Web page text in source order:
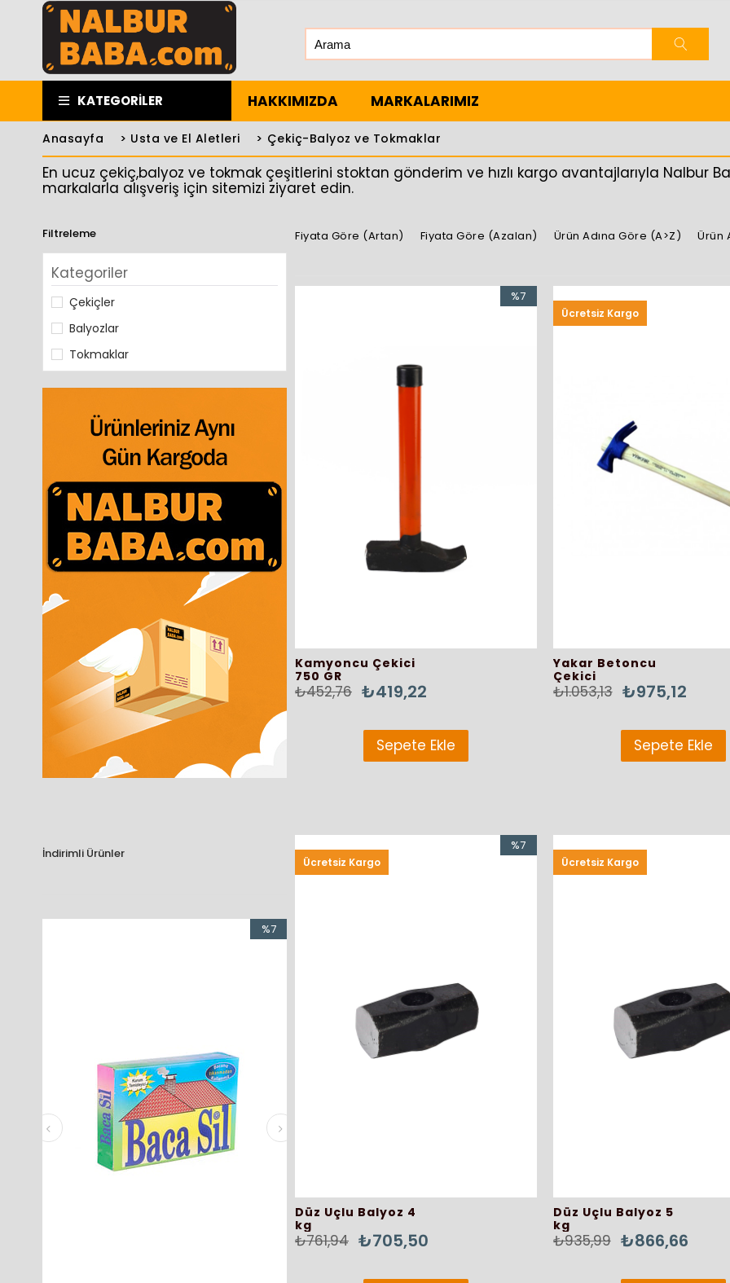
KATEGORILER HAKKIMIZDA MARKALARIMIZ
Anasayfa > Usta ve El Aletleri > Çekiç-Balyoz ve Tokmaklar
En ucuz çekiç,balyoz ve tokmak çeşitlerini stoktan gönderim ve hızlı kargo avantajlarıyla Nalbur
markalarla alışveriş için sitemizi ziyaret edin.
Filtreleme
Kategoriler
Çekiçler
Balyozlar
Tokmaklar
İndirimli Ürünler
%7
Fiyata Göre (Artan) Fiyata Göre (Azalan) Ürün Adına Göre (A>Z) Ürün
Kamyoncu Çekici
750 GR
₺419,22
₺452,76
Sepete Ekle
%7
Yakar Betoncu
Çekici
₺975,12
₺1.053,13
Sepete Ekle
Ücretsiz Kargo
Düz Uçlu Balyoz 4
kg
₺705,50
₺761,94
%7
Ücretsiz Kargo
Düz Uçlu Balyoz 5
kg
₺866,66
₺935,99
Ücretsiz Kargo